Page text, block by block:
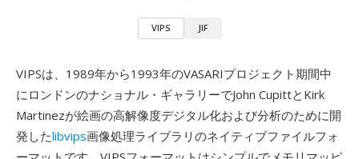
VIPS JIF
VIPSは、1989年から1993年のVASARIプロジェクト期間中
にロンドンのナショナル・ギャラリーでJohn CupittとKirk
Martinezが絵画の高解像度デジタル化および分析のために開
発したlibvips画像処理ライブラリのネイティブファイルフォ